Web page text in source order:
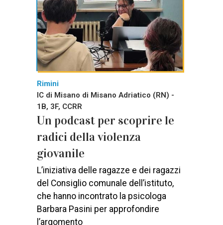
Rimini
IC di Misano di Misano Adriatico (RN) -
1B, 3F, CCRR
Un podcast per scoprire le
radici della violenza
giovanile
L’iniziativa delle ragazze e dei ragazzi
del Consiglio comunale dell’istituto,
che hanno incontrato la psicologa
Barbara Pasini per approfondire
l’argomento